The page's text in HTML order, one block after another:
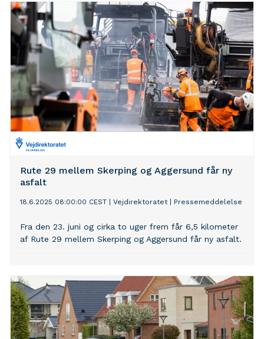
Rute 29 mellem Skerping og Aggersund får ny
asfalt
18.6.2025 08:00:00 CEST Vejdirektoratet| Pressemeddelelse
Fra den 23. juni og cirka to uger frem får 6,5 kilometer
af Rute 29 mellem Skerping og Aggersund får ny asfalt.